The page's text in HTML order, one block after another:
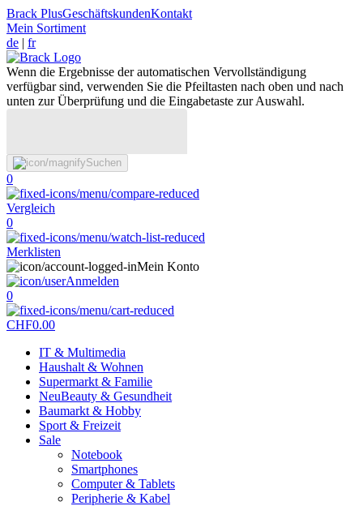
Brack PlusGeschäftskundenKontakt
Mein Sortiment
de | fr
Wenn die Ergebnisse der automatischen Vervollständigung
verfügbar sind, verwenden Sie die Pfeiltasten nach oben und nach
unten zur Überprüfung und die Eingabetaste zur Auswahl.
Suchen
0
Vergleich
0
Merklisten
Mein Konto
Anmelden
0
CHF0.00
IT & Multimedia
Haushalt & Wohnen
Supermarkt & Familie
NeuBeauty & Gesundheit
Baumarkt & Hobby
Sport & Freizeit
Sale
Notebook
Smartphones
Computer & Tablets
Peripherie & Kabel